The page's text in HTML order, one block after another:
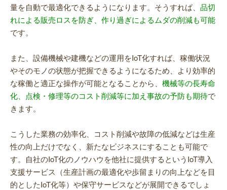
量を自動で最適化できるようになります。そうすれば、 品切
れによる販売ロスを防ぎ、作り過ぎによるムダの削減も可能
です。
また、設備機械や建機などの運用をIoT化すれば、稼働状況
やそのモノの状態が把握できるようになるため、より効率的
な稼働と適正な操作が可能となることから、 機械等の長寿命
化、点検・修理等のコスト削減等に加え事故の予防も期待で
きます。
こうした業務の効率化、コスト削減や故障の低減などは生産
性の向上だけでなく、新たなビジネスにすることも可能で
す。自社のIoT化のノウハウを他社に提供するというIoT導入
支援サービス（生産計画の最適化や歩留まりの向上などを目
的としたIoT化等）や保守サービスなどが展開できるでしょ